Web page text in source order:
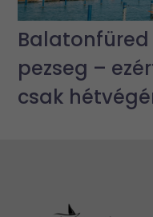
Balatonfüred
pezseg –
csak